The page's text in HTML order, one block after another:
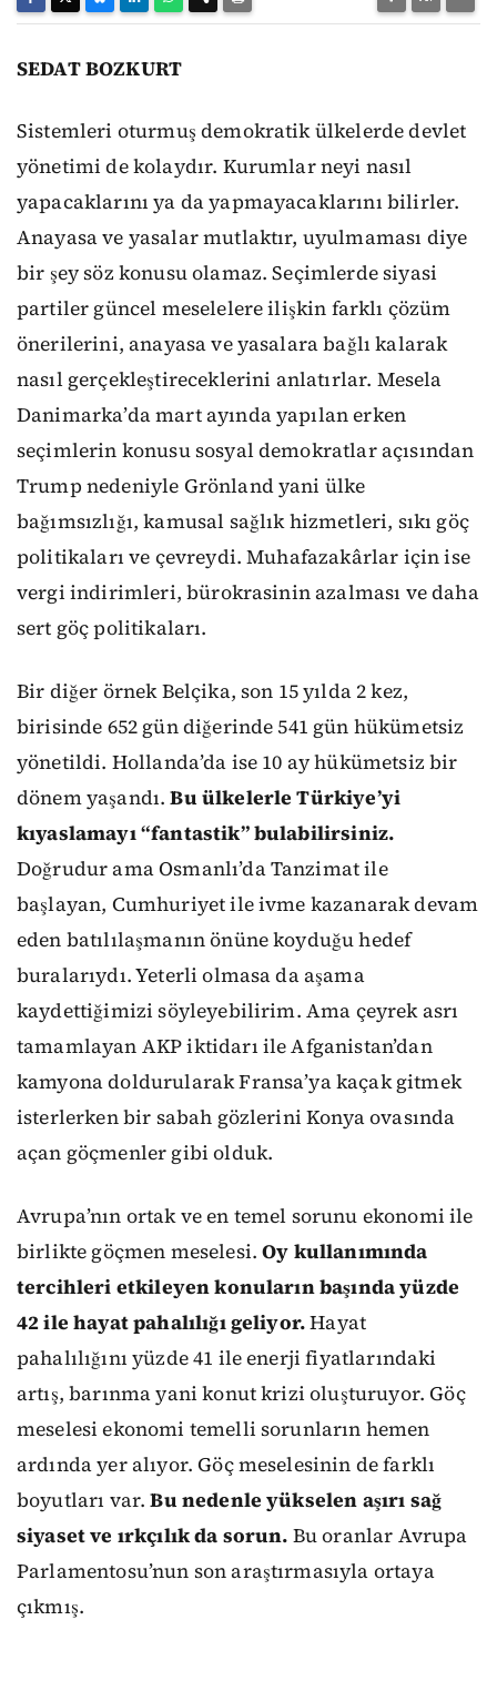
SEDAT BOZKURT
Sistemleri oturmuş demokratik ülkelerde devlet
yönetimi de kolaydır. Kurumlar neyi nasıl
yapacaklarını ya da yapmayacaklarını bilirler.
Anayasa ve yasalar mutlaktır, uyulmaması diye
bir şey söz konusu olamaz. Seçimlerde siyasi
partiler güncel meselelere ilişkin farklı çözüm
önerilerini, anayasa ve yasalara bağlı kalarak
nasıl gerçekleştireceklerini anlatırlar. Mesela
Danimarka’da mart ayında yapılan erken
seçimlerin konusu sosyal demokratlar açısından
Trump nedeniyle Grönland yani ülke
bağımsızlığı, kamusal sağlık hizmetleri, sıkı göç
politikaları ve çevreydi. Muhafazakârlar için ise
vergi indirimleri, bürokrasinin azalması ve daha
sert göç politikaları.
Bir diğer örnek Belçika, son 15 yılda 2 kez,
birisinde 652 gün diğerinde 541 gün hükümetsiz
yönetildi. Hollanda’da ise 10 ay hükümetsiz bir
dönem yaşandı.Bu ülkelerle Türkiye’yi
kıyaslamayı “fantastik” bulabilirsiniz.
Doğrudur ama Osmanlı’da Tanzimat ile
başlayan, Cumhuriyet ile ivme kazanarak devam
eden batılılaşmanın önüne koyduğu hedef
buralarıydı. Yeterli olmasa da aşama
kaydettiğimizi söyleyebilirim. Ama çeyrek asrı
tamamlayan AKP iktidarı ile Afganistan’dan
kamyona doldurularak Fransa’ya kaçak gitmek
isterlerken bir sabah gözlerini Konya ovasında
açan göçmenler gibi olduk.
Avrupa’nın ortak ve en temel sorunu ekonomi ile
birlikte göçmen meselesi.Oy kullanımında
tercihleri etkileyen konuların başında yüzde
42 ile hayat pahalılığı geliyor.Hayat
pahalılığını yüzde 41 ile enerji fiyatlarındaki
artış, barınma yani konut krizi oluşturuyor. Göç
meselesi ekonomi temelli sorunların hemen
ardında yer alıyor. Göç meselesinin de farklı
boyutları var.Bu nedenle yükselen aşırı sağ
siyaset ve ırkçılık da sorun. Bu oranlar Avrupa
Parlamentosu’nun son araştırmasıyla ortaya
çıkmış.